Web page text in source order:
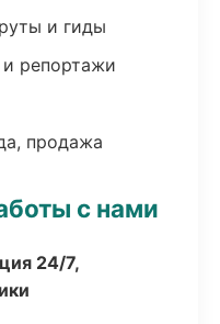
и гиды
репортажи
продажа
с нами
24/7,